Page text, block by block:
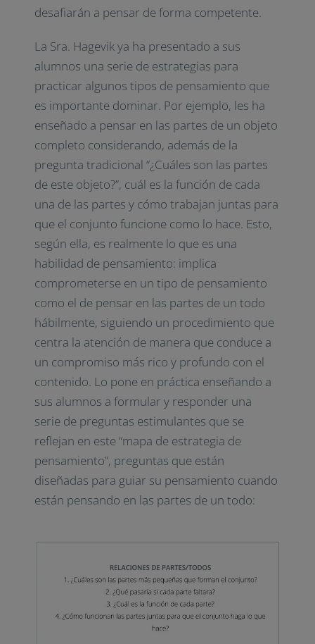
desafiarán a pensar de forma competente.
La Sra. Hagevik ya ha presentado a sus
alumnos una serie de estrategias para
practicar algunos tipos de pensamiento que
es importante dominar. Por ejemplo, les ha
enseñado a pensar en las partes de un objeto
completo considerando, además de la
pregunta tradicional “¿Cuáles son las partes
de este objeto?”, cuál es la función de cada
una de las partes y cómo trabajan juntas para
que el conjunto funcione como lo hace. Esto,
según ella, es realmente lo que es una
habilidad de pensamiento: implica
comprometerse en un tipo de pensamiento
como el de pensar en las partes de un todo
hábilmente, siguiendo un procedimiento que
centra la atención de manera que conduce a
un compromiso más rico y profundo con el
contenido. Lo pone en práctica enseñando a
sus alumnos a formular y responder una
serie de preguntas estimulantes que se
reflejan en este “mapa de estrategia de
pensamiento”, preguntas que están
diseñadas para guiar su pensamiento cuando
están pensando en las partes de un todo: